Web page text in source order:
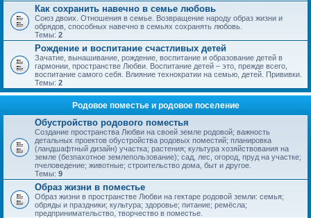
Как сохранить навечно в семье любовь
Союз двоих. Отношения в семье. Возвращение народу образ жизни и
обрядов, способных навечно в семьях сохранять любовь.
Темы: 2
Рождение и воспитание счастливых детей
Зачатие, вынашивание, рождение, воспитание и образование детей в
гармонии, пространстве Любви. Воспитание детей – это, прежде всего,
воспитание самого себя. Влияние технократии на семью, детей. Прививки.
Темы: 2
Родовое поместье и родовое поселение
Обустройство родового поместья
Создание пространства Любви на своей земле родовой; важность
детальных проектов обустройства родовых поместий; планировка
(ландшафтный дизайн) участка; растения; культура хозяйствования на
земле (безпахотное землепользование); сад, лес, огород, пруд на участке;
пчеловедение; животные; строительство дома, быт и другое.
Темы: 9
Образ жизни в поместье
Образ жизни в пространстве Любви на гектаре родовой земли: семья;
обряды и праздники; культура; здоровье; питание; ремёсла;
предпринимательство, творчество в поместье.